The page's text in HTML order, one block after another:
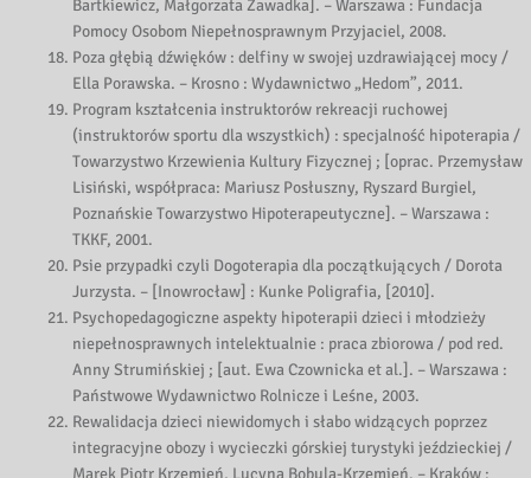
Bartkiewicz, Małgorzata Zawadka]. – Warszawa : Fundacja
Pomocy Osobom Niepełnosprawnym Przyjaciel, 2008.
Poza głębią dźwięków : delfiny w swojej uzdrawiającej mocy /
Ella Porawska. – Krosno : Wydawnictwo „Hedom”, 2011.
Program kształcenia instruktorów rekreacji ruchowej
(instruktorów sportu dla wszystkich) : specjalność hipoterapia /
Towarzystwo Krzewienia Kultury Fizycznej ; [oprac. Przemysław
Lisiński, współpraca: Mariusz Posłuszny, Ryszard Burgiel,
Poznańskie Towarzystwo Hipoterapeutyczne]. – Warszawa :
TKKF, 2001.
Psie przypadki czyli Dogoterapia dla początkujących / Dorota
Jurzysta. – [Inowrocław] : Kunke Poligrafia, [2010].
Psychopedagogiczne aspekty hipoterapii dzieci i młodzieży
niepełnosprawnych intelektualnie : praca zbiorowa / pod red.
Anny Strumińskiej ; [aut. Ewa Czownicka et al.]. – Warszawa :
Państwowe Wydawnictwo Rolnicze i Leśne, 2003.
Rewalidacja dzieci niewidomych i słabo widzących poprzez
integracyjne obozy i wycieczki górskiej turystyki jeździeckiej /